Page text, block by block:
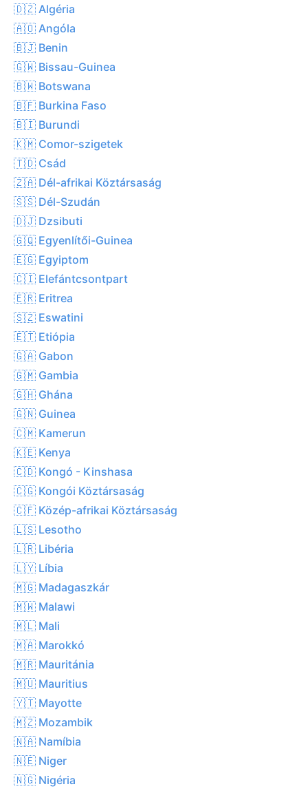
🇩🇿 Algéria
🇦🇴 Angóla
🇧🇯 Benin
🇬🇼 Bissau-Guinea
🇧🇼 Botswana
🇧🇫 Burkina Faso
🇧🇮 Burundi
🇰🇲 Comor-szigetek
🇹🇩 Csád
🇿🇦 Dél-afrikai Köztársaság
🇸🇸 Dél-Szudán
🇩🇯 Dzsibuti
🇬🇶 Egyenlítői-Guinea
🇪🇬 Egyiptom
🇨🇮 Elefántcsontpart
🇪🇷 Eritrea
🇸🇿 Eswatini
🇪🇹 Etiópia
🇬🇦 Gabon
🇬🇲 Gambia
🇬🇭 Ghána
🇬🇳 Guinea
🇨🇲 Kamerun
🇰🇪 Kenya
🇨🇩 Kongó - Kinshasa
🇨🇬 Kongói Köztársaság
🇨🇫 Közép-afrikai Köztársaság
🇱🇸 Lesotho
🇱🇷 Libéria
🇱🇾 Líbia
🇲🇬 Madagaszkár
🇲🇼 Malawi
🇲🇱 Mali
🇲🇦 Marokkó
🇲🇷 Mauritánia
🇲🇺 Mauritius
🇾🇹 Mayotte
🇲🇿 Mozambik
🇳🇦 Namíbia
🇳🇪 Niger
🇳🇬 Nigéria